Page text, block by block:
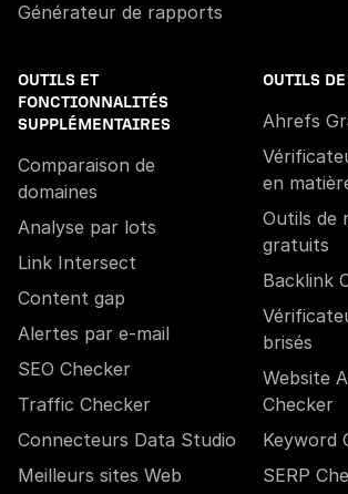
Générateur de rapports
OUTILS ET
FONCTIONNALITÉS
SUPPLÉMENTAIRES
Comparaison de
domaines
Analyse par lots
Link Intersect
Content gap
Alertes par e-mail
SEO Checker
Traffic Checker
Connecteurs Data Studio
Meilleurs sites Web
OUTILS
Ahrefs
en
Outils de
gratuits
Backlink
brisés
Website
Checker
Keyword
SERP